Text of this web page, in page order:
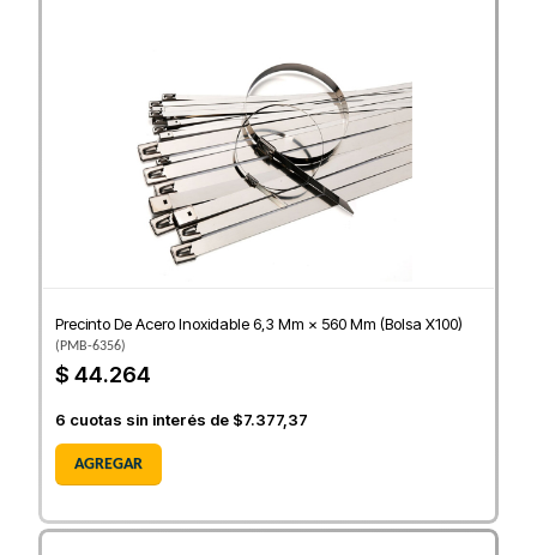
Precinto De Acero Inoxidable 6,3 Mm × 560 Mm (Bolsa X100)
(PMB-6356)
$ 44.264
6 cuotas sin interés de $7.377,37
AGREGAR